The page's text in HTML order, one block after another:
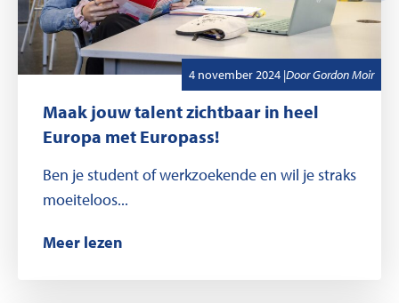
4 november 2024 |,Geschreven door
DoorGordon Moir
Maak jouw talent zichtbaar in heel
Europa met Europass!
Ben je student of werkzoekende en wil je straks
moeiteloos...
Meer lezen